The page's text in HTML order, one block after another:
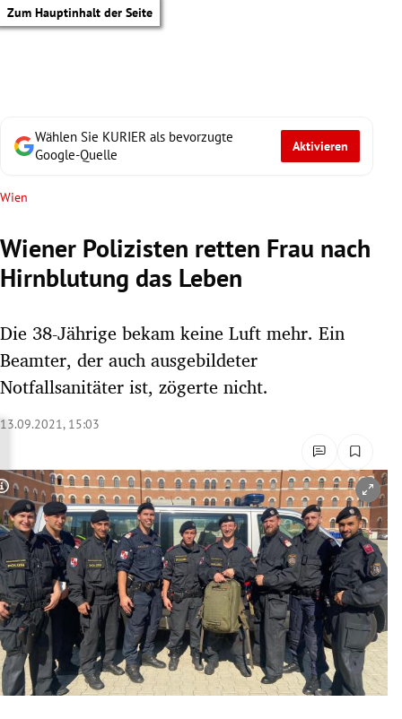
Zum Hauptinhalt der Seite
Untermenü
Untermenü
Untermenü
Untermenü
Untermenü
Untermenü
Untermenü
Wählen Sie KURIER als bevorzugte
Google-Quelle
Aktivieren
Wien
Wiener Polizisten retten Frau nach
Hirnblutung das Leben
Die 38-Jährige bekam keine Luft mehr. Ein
Beamter, der auch ausgebildeter
Notfallsanitäter ist, zögerte nicht.
13.09.2021, 15:03
Copyright-Hinweis öffnen/schließen